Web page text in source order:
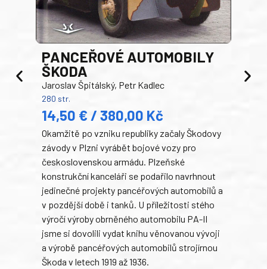
PANCEŘOVÉ AUTOMOBILY
ŠKODA
Jaroslav Špitálský, Petr Kadlec
280 str.
14,50 € / 380,00 Kč
Okamžitě po vzniku republiky začaly Škodovy
závody v Plzni vyrábět bojové vozy pro
československou armádu. Plzeňské
konstrukční kanceláři se podařilo navrhnout
jedinečné projekty pancéřových automobilů a
v pozdější době i tanků. U příležitosti stého
výročí výroby obrněného automobilu PA-II
jsme si dovolili vydat knihu věnovanou vývoji
a výrobě pancéřových automobilů strojírnou
Škoda v letech 1919 až 1936.